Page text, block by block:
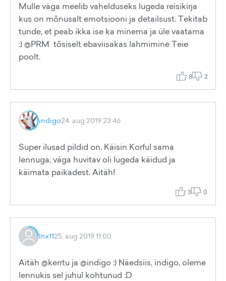
Mulle väga meelib vahelduseks lugeda reisikirja
kus on mõnusalt emotsiooni ja detailsust. Tekitab
tunde, et peab ikka ise ka minema ja üle vaatama
:) @PRM tõsiselt ebaviisakas lahmimine Teie
poolt.
8 2
indigo24. aug 2019 23:46
Super ilusad pildid on. Käisin Korful sama
lennuga, väga huvitav oli lugeda käidud ja
käimata paikadest. Aitäh!
3 0
Inx1125. aug 2019 11:00
Aitäh @kerrtu ja @indigo :) Näedsiis, indigo, oleme
lennukis sel juhul kohtunud :D